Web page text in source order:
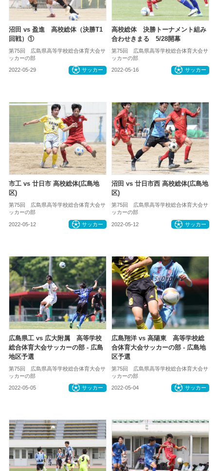
沼田 vs 盈進 高校総体（決勝T1
回戦）①
第75回 広島県高等学校総合体育大会サ
ッカーの部
2022-05-29 サッカー
高校総体 決勝トーナメント組み
合わせきまる 5/28開幕
第75回 広島県高等学校総合体育大会サ
ッカーの部
2022-05-16 サッカー
市工 vs 廿日市 高校総体(広島地
区)
第75回 広島県高等学校総合体育大会サ
ッカーの部
2022-05-12 サッカー
沼田 vs 廿日市西 高校総体(広島地
区)
第75回 広島県高等学校総合体育大会サ
ッカーの部
2022-05-12 サッカー
広島県工 vs 広大附属 高等学校
総合体育大会サッカーの部 - 広島
地区予選
第75回 広島県高等学校総合体育大会サ
ッカーの部
2022-05-05 サッカー
広島翔洋 vs 高陽東 高等学校総
合体育大会サッカーの部 - 広島地
区予選
第75回 広島県高等学校総合体育大会サ
ッカーの部
2022-05-04 サッカー